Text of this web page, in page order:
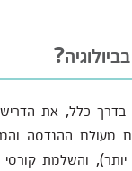
בדרך כלל, את
והשלמת